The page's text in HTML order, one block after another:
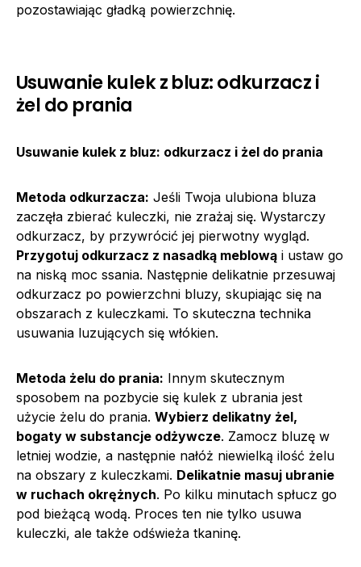
pozostawiając gładką powierzchnię.
Usuwanie kulek z bluz: odkurzacz i
żel do prania
Usuwanie kulek z bluz: odkurzacz i żel do prania
Metoda odkurzacza: Jeśli Twoja ulubiona bluza
zaczęła zbierać kuleczki, nie zrażaj się. Wystarczy
odkurzacz, by przywrócić jej pierwotny wygląd.
Przygotuj odkurzacz z nasadką meblową i ustaw go
na niską moc ssania. Następnie delikatnie przesuwaj
odkurzacz po powierzchni bluzy, skupiając się na
obszarach z kuleczkami. To skuteczna technika
usuwania luzujących się włókien.
Metoda żelu do prania: Innym skutecznym
sposobem na pozbycie się kulek z ubrania jest
użycie żelu do prania. Wybierz delikatny żel,
bogaty w substancje odżywcze. Zamocz bluzę w
letniej wodzie, a następnie nałóż niewielką ilość żelu
na obszary z kuleczkami. Delikatnie masuj ubranie
w ruchach okrężnych. Po kilku minutach spłucz go
pod bieżącą wodą. Proces ten nie tylko usuwa
kuleczki, ale także odświeża tkaninę.